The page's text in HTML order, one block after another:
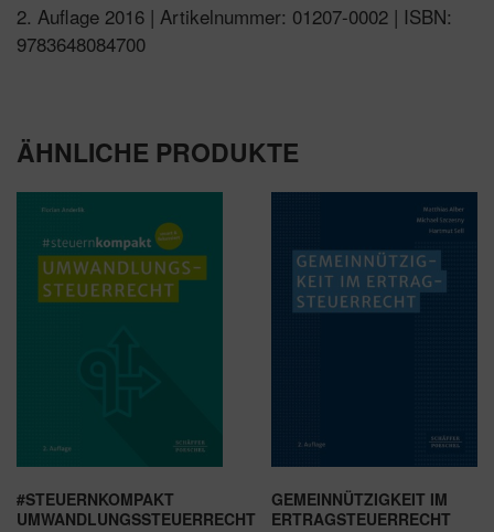
2. Auflage 2016 | Artikelnummer: 01207-0002 | ISBN:
9783648084700
ÄHNLICHE PRODUKTE
#STEUERNKOMPAKT
UMWANDLUNGSSTEUERRECHT
GEMEINNÜTZIGKEIT IM
ERTRAGSTEUERRECHT